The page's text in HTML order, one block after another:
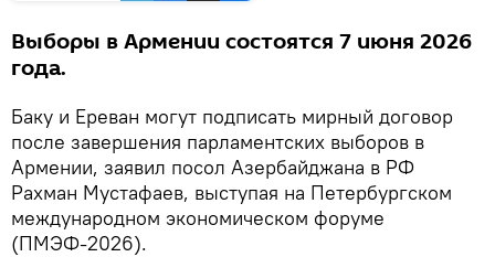
Выборы в Армении состоятся 7 июня 2026
года.
Баку и Ереван могут подписать мирный договор
после завершения парламентских выборов в
Армении, заявил посол Азербайджана в РФ
Рахман Мустафаев, выступая на Петербургском
международном экономическом форуме
(ПМЭФ-2026).